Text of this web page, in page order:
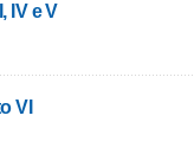
IV e V
VI